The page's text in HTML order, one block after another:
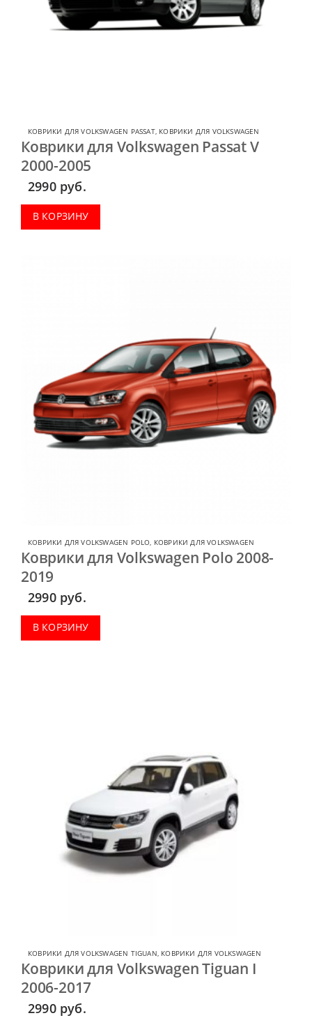
КОВРИКИ ДЛЯ VOLKSWAGEN PASSAT, КОВРИКИ ДЛЯ VOLKSWAGEN
Коврики для Volkswagen Passat V
2000-2005
2990 руб.
В КОРЗИНУ
КОВРИКИ ДЛЯ VOLKSWAGEN POLO, КОВРИКИ ДЛЯ VOLKSWAGEN
Коврики для Volkswagen Polo 2008-
2019
2990 руб.
В КОРЗИНУ
КОВРИКИ ДЛЯ VOLKSWAGEN TIGUAN, КОВРИКИ ДЛЯ VOLKSWAGEN
Коврики для Volkswagen Tiguan I
2006-2017
2990 руб.